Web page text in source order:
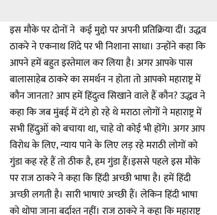
इस मौके पर दोनों ने कई मुद्दो पर अपनी प्रतिक्रिया दीं। उद्धव
ठाकरे ने एकनाथ शिंदे पर भी निशाना साधा। उन्होंने कहा कि
आपने हमें बहुत इस्तेमाल कर लिया है। अगर आपके पास
बालासाहेब ठाकरे का समर्थन न होता तो आपको महाराष्ट्र में
कौन जानता? आप हमें हिंदुत्व सिखाने वाले हैं कौन? उद्धव ने
कहा कि जब मुंबई में दंगे हो रहे थे मराठा लोगों ने महाराष्ट्र में
सभी हिंदुओं को बचाया था, चाहे वो कोई भी होंगे। अगर आप
विरोध के लिए, न्याय पाने के लिए लड़ रहे मराठी लोगों को
गुंडा कह रहे हैं तो ठीक है, हम गुंडा हैं।इससे पहले इस मौके
पर राज ठाकरे ने कहा कि हिंदी अच्छी भाषा है। हमें हिंदी
अच्छी लगती है। सारी भाषाएं अच्छी हैं। लेकिन हिंदी भाषा
को थोपा जाना बर्दाश्त नहीं। राज ठाकरे ने कहा कि महाराष्ट्र